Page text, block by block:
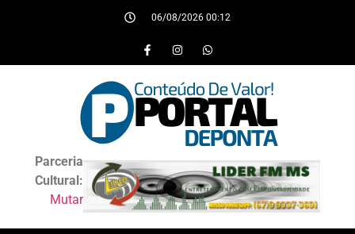
06/08/2026 00:12
Parceria
Cultural:
Mutar